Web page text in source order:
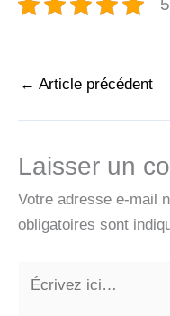
← Article précédent
Laisser un
Votre adresse e-mail
obligatoires sont